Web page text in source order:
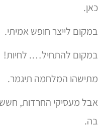
כאן.
במקום לייצר חופש אמיתי.
במקום להתחיל…. לחיות!
מתישהו המלחמה תיגמר.
אבל מעסיקי החרדות,
בה.